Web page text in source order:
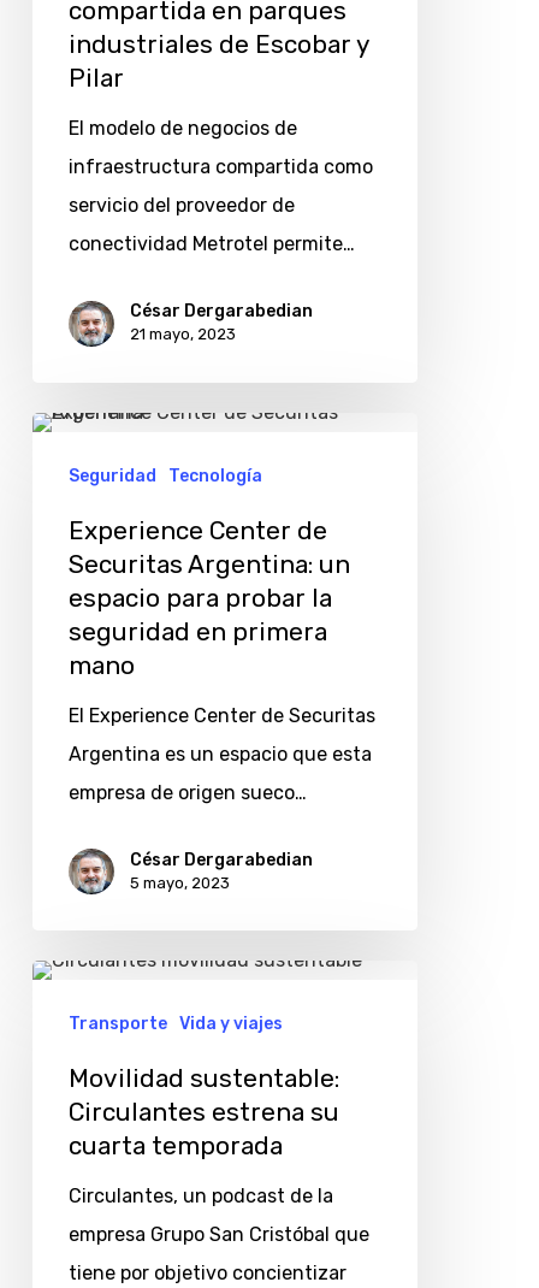
compartida
compartida en parques
industriales de Escobar y
Pilar
El modelo de negocios de
infraestructura compartida como
servicio del proveedor de
conectividad Metrotel permite…
César Dergarabedian
21 mayo, 2023
Experience
Center
Securitas
espacio
primera
Seguridad Tecnología
Experience Center de
Securitas Argentina: un
espacio para probar la
seguridad en primera
mano
El Experience Center de Securitas
Argentina es un espacio que esta
empresa de origen sueco…
César Dergarabedian
5 mayo, 2023
Movilidad
sustentable:
estrena
temporada
Transporte Vida y viajes
Movilidad sustentable:
Circulantes estrena su
cuarta temporada
Circulantes, un podcast de la
empresa Grupo San Cristóbal que
tiene por objetivo concientizar